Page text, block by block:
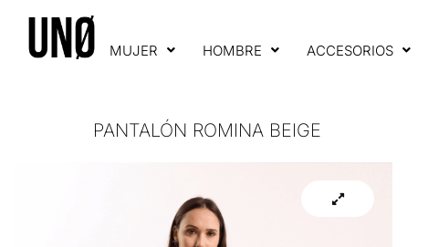
MUJER HOMBRE ACCESORIOS
PANTALÓN ROMINA BEIGE